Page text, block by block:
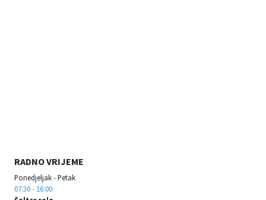
RADNO VRIJEME
Ponedjeljak - Petak
07:30 - 16:00